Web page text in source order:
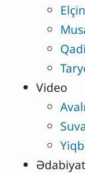
Video
Ədabiyat